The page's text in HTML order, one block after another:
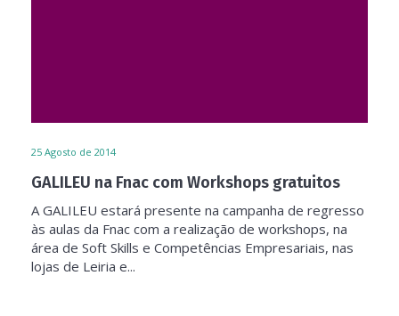
25 Agosto de 2014
GALILEU na Fnac com Workshops gratuitos
A GALILEU estará presente na campanha de regresso
às aulas da Fnac com a realização de workshops, na
área de Soft Skills e Competências Empresariais, nas
lojas de Leiria e...